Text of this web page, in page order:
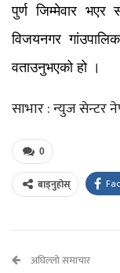
पुर्ण जिम्मेवार
विजयनगर
वताउनुभएको हो ।
साभार : न्युज सेन्टर
0
बाड्नुहोस्
अघिल्लो समाचार